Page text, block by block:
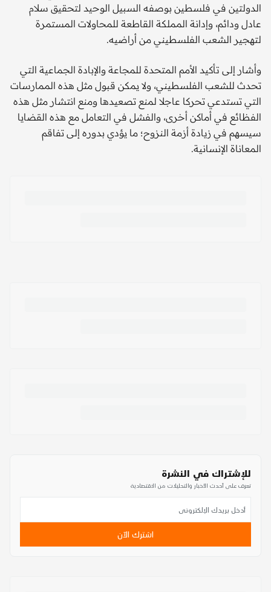
الدولتين في فلسطين بوصفه السبيل الوحيد لتحقيق سلام
عادل ودائم، وإدانة المملكة القاطعة للمحاولات المستمرة
لتهجير الشعب الفلسطيني من أراضيه.
وأشار إلى تأكيد الأمم المتحدة للمجاعة والإبادة الجماعية التي
تحدث للشعب الفلسطيني، ولا يمكن قبول مثل هذه الممارسات
التي تستدعي تحركا عاجلا لمنع تصعيدها ومنع انتشار مثل هذه
الفظائع في أماكن أخرى، والفشل في التعامل مع هذه القضايا
سيسهم في زيادة أزمة النزوح؛ ما يؤدي بدوره إلى تفاقم
المعاناة الإنسانية.
للإشتراك في النشرة
تعرف على أحدث الأخبار والتحليلات من الاقتصادية
اشترك الآن